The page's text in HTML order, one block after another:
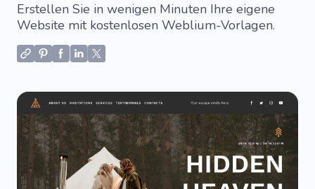
Erstellen Sie in wenigen Minuten Ihre eigene
Website mit kostenlosen Weblium-Vorlagen.